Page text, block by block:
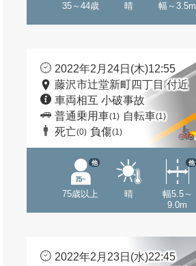
35～44歳 晴 幅～3.5m
2022年2月24日(木)12:55
藤沢市辻堂新町四丁目 付近
車両相互 小破事故
普通乗用車(1) 自転車(1)
死亡(0) 負傷(1)
75歳以上
他
晴
幅5.5～
9.0m
他
2022年2月23日(水)22:45